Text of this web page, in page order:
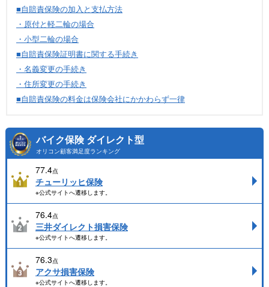
■自賠責保険の加入と支払方法
・原付と軽二輪の場合
・小型二輪の場合
■自賠責保険証明書に関する手続き
・名義変更の手続き
・住所変更の手続き
■自賠責保険の料金は保険会社にかかわらず一律
バイク保険 ダイレクト型
オリコン顧客満足度ランキング
77.4点
チューリッヒ保険
※公式サイトへ遷移します。
76.4点
三井ダイレクト損害保険
※公式サイトへ遷移します。
76.3点
アクサ損害保険
※公式サイトへ遷移します。